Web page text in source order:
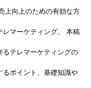
上向上のための有効な方
マーケティング。 本稿
テレマーケティングの
ポイント、基礎知識や